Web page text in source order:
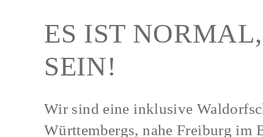
ES IST
SEIN!
Wir sind eine inklusive
Württembergs, nahe Freiburg im